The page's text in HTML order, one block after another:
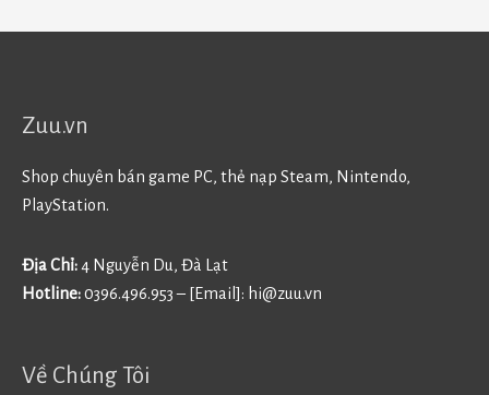
Zuu.vn
Shop chuyên bán game PC, thẻ nạp Steam, Nintendo,
PlayStation.
Địa Chỉ:4 Nguyễn Du, Đà Lạt
Hotline:0396.496.953 – [Email]: hi@zuu.vn
Về Chúng Tôi